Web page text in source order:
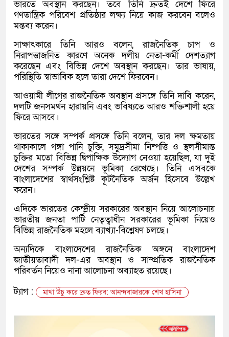
ভারতে অবস্থান করছেন। তবে তিনি দ্রুতই দেশে ফিরে
গণতান্ত্রিক পরিবেশ প্রতিষ্ঠার লক্ষ্য নিয়ে কাজ করবেন বলেও
মন্তব্য করেন।
সাক্ষাৎকারে তিনি আরও বলেন, রাজনৈতিক চাপ ও
নিরাপত্তাজনিত কারণে অনেক দলীয় নেতা-কর্মী দেশত্যাগ
করেছেন এবং বিভিন্ন দেশে অবস্থান করছেন। তার ভাষায়,
পরিস্থিতি স্বাভাবিক হলে তারা দেশে ফিরবেন।
আওয়ামী লীগের রাজনৈতিক অবস্থান প্রসঙ্গে তিনি দাবি করেন,
দলটি জনসমর্থন হারায়নি এবং ভবিষ্যতে আরও শক্তিশালী হয়ে
ফিরে আসবে।
ভারতের সঙ্গে সম্পর্ক প্রসঙ্গে তিনি বলেন, তার দল ক্ষমতায়
থাকাকালে গঙ্গা পানি চুক্তি, সমুদ্রসীমা নিষ্পত্তি ও স্থলসীমান্ত
চুক্তির মতো বিভিন্ন দ্বিপাক্ষিক উদ্যোগ নেওয়া হয়েছিল, যা দুই
দেশের সম্পর্ক উন্নয়নে ভূমিকা রেখেছে। তিনি এসবকে
বাংলাদেশের স্বার্থসংশ্লিষ্ট কূটনৈতিক অর্জন হিসেবে উল্লেখ
করেন।
এদিকে ভারতের কেন্দ্রীয় সরকারের অবস্থান নিয়ে আলোচনায়
ভারতীয় জনতা পার্টিনেতৃত্বাধীন সরকারের ভূমিকা নিয়েও
বিভিন্ন রাজনৈতিক মহলে ব্যাখ্যা-বিশ্লেষণ চলছে।
অন্যদিকে বাংলাদেশের রাজনৈতিক অঙ্গনেবাংলাদেশ
জাতীয়তাবাদী দল-এর অবস্থান ও সাম্প্রতিক রাজনৈতিক
পরিবর্তন নিয়েও নানা আলোচনা অব্যাহত রয়েছে।
ট্যাগ :
মাথা উঁচু করে দ্রুত ফিরব: আনন্দবাজারকে শেখ হাসিনা